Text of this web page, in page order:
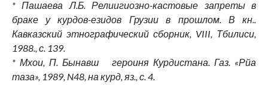
* Пашаева Л.Б. Релиигиозно-кастовые запреты в
браке у курдов-езидов Грузии в прошлом. В кн..
Кавказский этнографический сборник, VIII, Тбилиси,
1988., с. 139.
* Мхои, П. Бынавш героиня Курдистана. Газ. «Рйа
таза», 1989, N48, на курд, яз., с. 4.